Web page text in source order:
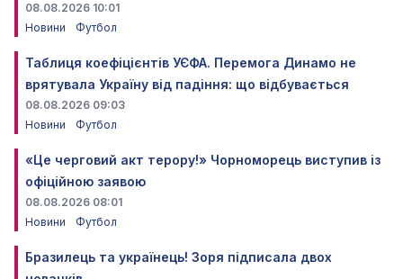
08.08.2026 10:01
Новини
Футбол
Таблиця коефіцієнтів УЄФА. Перемога Динамо не
врятувала Україну від падіння: що відбувається
08.08.2026 09:03
Новини
Футбол
«Це черговий акт терору!» Чорноморець виступив із
офіційною заявою
08.08.2026 08:01
Новини
Футбол
Бразилець та українець! Зоря підписала двох